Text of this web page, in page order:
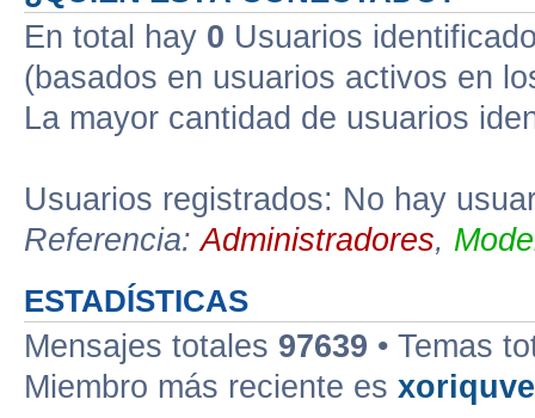
En total hay 0 Usuarios
(basados en usuarios activos en
La mayor cantidad de usuarios
Usuarios registrados: No hay
Referencia:Administradores,
ESTADÍSTICAS
Mensajes totales 97639 • Temas
Miembro más reciente es